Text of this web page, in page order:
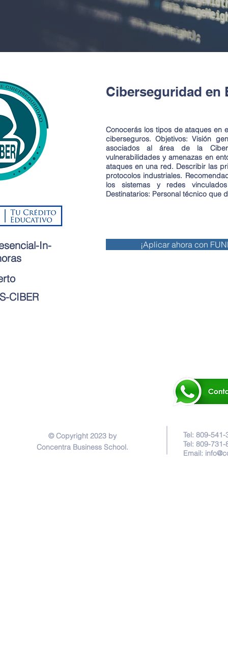
In-
CIBER
Ciberseguridad en
Conocerás los tipos de ataques en
ciberseguros. Objetivos: Visión
asociados al área de la
vulnerabilidades y amenazas en
ataques en una red. Describir las
protocolos industriales.
los sistemas y redes
Destinatarios: Personal técnico que
¡Aplicar ahora con
© Copyright 2023 by
Concentra Business School.
Tel: 809-541-
Tel: 809-731-
Email: